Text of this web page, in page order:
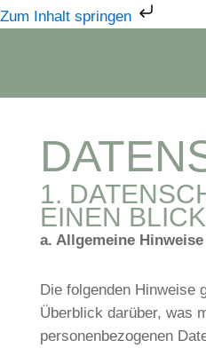
Zum Inhalt springen
Zum
Inhalt
1.
EINEN BLICK
a. Allgemeine Hinweise
Die folgenden Hinweise
Überblick darüber, was
personenbezogenen